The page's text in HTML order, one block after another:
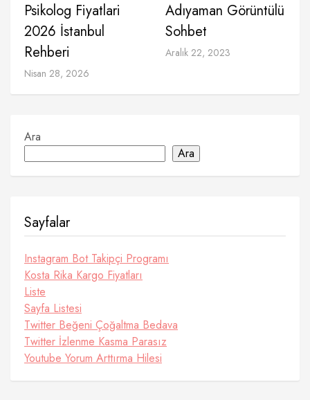
Psikolog Fiyatlari
2026 İstanbul
Rehberi
Nisan 28, 2026
Adıyaman Görüntülü
Sohbet
Aralık 22, 2023
Ara
Ara
Sayfalar
Instagram Bot Takipçi Programı
Kosta Rika Kargo Fiyatları
Liste
Sayfa Listesi
Twitter Beğeni Çoğaltma Bedava
Twitter İzlenme Kasma Parasız
Youtube Yorum Arttırma Hilesi